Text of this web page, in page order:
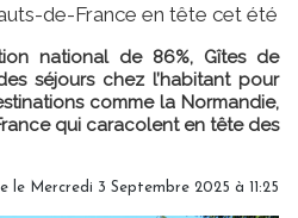
de-France en tête cet été
national de 86%, Gîtes de
séjours chez l’habitant pour
comme la Normandie,
qui caracolent en tête des
le Mercredi 3 Septembre 2025 à 11:25